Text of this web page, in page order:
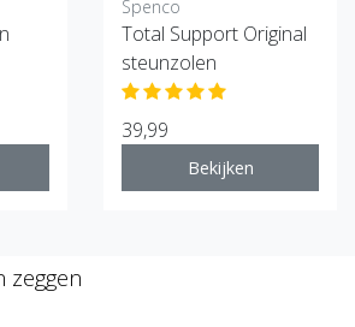
Spenco
Total Support Original
steunzolen
39,99
Bekijken
zeggen